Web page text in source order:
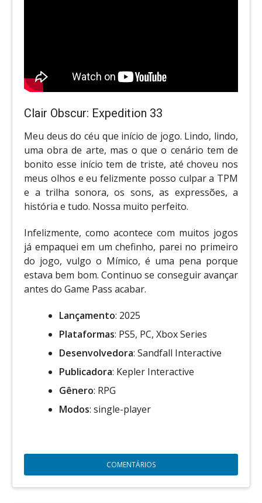
Clair Obscur: Expedition 33
Meu deus do céu que início de jogo. Lindo, lindo,
uma obra de arte, mas o que o cenário tem de
bonito esse início tem de triste, até choveu nos
meus olhos e eu felizmente posso culpar a TPM
e a trilha sonora, os sons, as expressões, a
história e tudo. Nossa muito perfeito.
Infelizmente, como acontece com muitos jogos
já empaquei em um chefinho, parei no primeiro
do jogo, vulgo o Mímico, é uma pena porque
estava bem bom. Continuo se conseguir avançar
antes do Game Pass acabar.
Lançamento: 2025
Plataformas: PS5, PC, Xbox Series
Desenvolvedora: Sandfall Interactive
Publicadora: Kepler Interactive
Gênero: RPG
Modos: single-player
COMENTÁRIOS